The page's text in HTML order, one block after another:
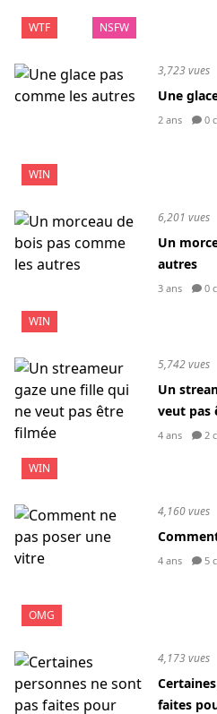
WTF NSFW
WIN
3,723 vues
Une
2 ans 0
WIN
6,201 vues
Un
autres
3 ans 0
WIN
5,742 vues
Un
veut pas
4 ans 2
OMG
4,160 vues
4 ans 5
4,173 vues
faites